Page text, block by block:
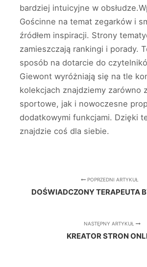
bardziej intuicyjne w
Gościnne na temat zegarków i
źródłem inspiracji. Strony
zamieszczają rankingi i porady.
sposób na dotarcie do
Giewont wyróżniają się na tle
kolekcjach znajdziemy zarówno
sportowe, jak i nowoczesne
dodatkowymi funkcjami. Dzięki
znajdzie coś dla siebie.
POPRZEDNI ARTYKUŁ
DOŚWIADCZONY TERAPEUTA
NASTĘPNY ARTYKUŁ
KREATOR STRON